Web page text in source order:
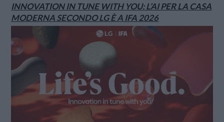
INNOVATION IN TUNE WITH YOU: L’AI PER LA CASA
MODERNA SECONDO LG È A IFA 2026